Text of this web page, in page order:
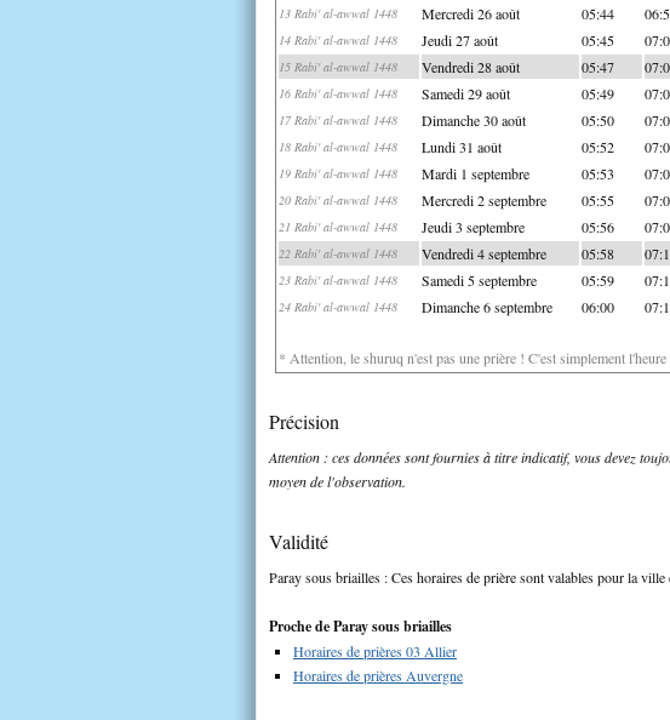
13 Rabi' al-awwal 1448 Mercredi 26 août 05:44
14 Rabi' al-awwal 1448 Jeudi 27 août 05:45
15 Rabi' al-awwal 1448 Vendredi 28 août 05:47
16 Rabi' al-awwal 1448 Samedi 29 août 05:49
17 Rabi' al-awwal 1448 Dimanche 30 août 05:50
18 Rabi' al-awwal 1448 Lundi 31 août 05:52
19 Rabi' al-awwal 1448 Mardi 1 septembre 05:53
20 Rabi' al-awwal 1448 Mercredi 2 septembre 05:55
21 Rabi' al-awwal 1448 Jeudi 3 septembre 05:56
22 Rabi' al-awwal 1448 Vendredi 4 septembre 05:58
23 Rabi' al-awwal 1448 Samedi 5 septembre 05:59
24 Rabi' al-awwal 1448 Dimanche 6 septembre 06:00
* Attention, le shuruq n'est pas une prière ! C'est simplement
Précision
Attention : ces données sont fournies à titre indicatif, vous devez
moyen de l'observation.
Validité
Paray sous briailles : Ces horaires de prière sont valables pour la ville
Proche de Paray sous briailles
Horaires de prières 03 Allier
Horaires de prières Auvergne